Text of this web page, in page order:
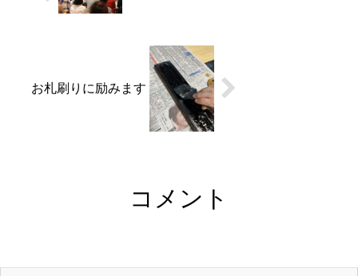
お札刷りに励みます
コメント